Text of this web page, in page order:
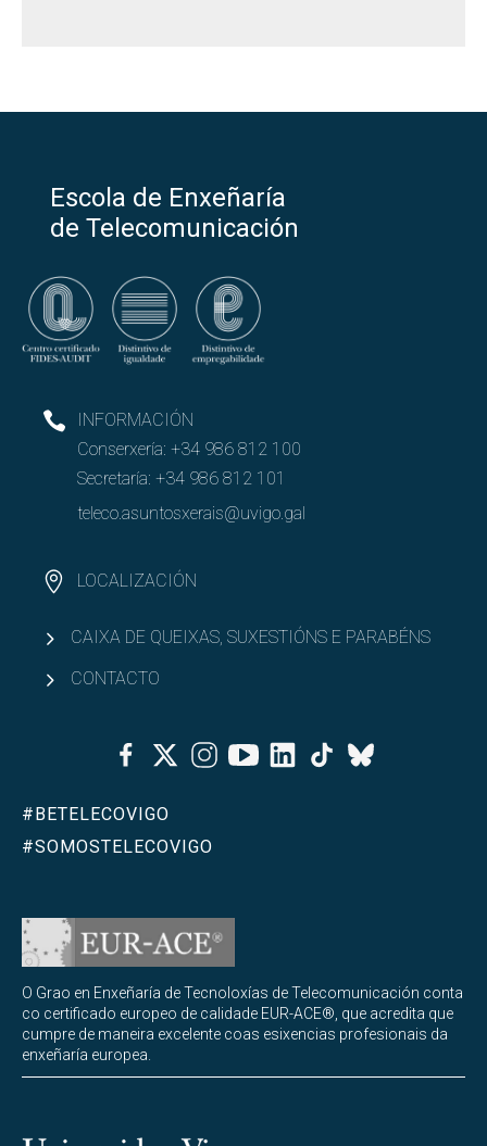
Escola de Enxeñaría
de Telecomunicación
INFORMACIÓN
Conserxería: +34 986 812 100
Secretaría: +34 986 812 101
teleco.asuntosxerais@uvigo.gal
LOCALIZACIÓN
CAIXA DE QUEIXAS, SUXESTIÓNS E PARABÉNS
CONTACTO
FacebookTwitterInstagramYoutubeLinkedinTiktok
Bluesky
#BETELECOVIGO
#SOMOSTELECOVIGO
O Grao en Enxeñaría de Tecnoloxías de Telecomunicación conta
co certificado europeo de calidade EUR-ACE®, que acredita que
cumpre de maneira excelente coas esixencias profesionais da
enxeñaría europea.